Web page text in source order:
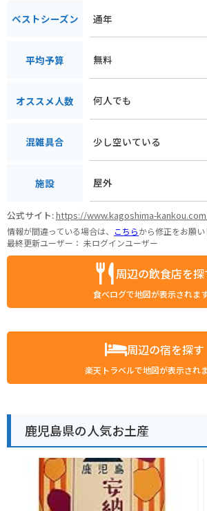
ベストシーズン 通年
平均予算 無料
オススメ人数 何人でも
混雑具合 少し空いている
施設 屋外
公式サイト:https://www.kagoshima-
情報が間違っている場合は、 こちらから修正をお願い
最終更新ユーザー： 未ログインユーザー
周辺の飲食店を探
食べログで地図が表示されます
周辺の宿を探す
楽天トラベルで地図が表示されま
鹿児島県の人気お土産